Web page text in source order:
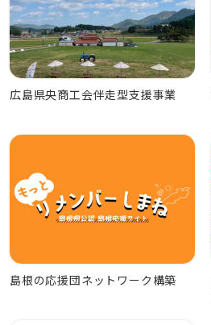
広島県央商工会伴走型支援事業
島根の応援団ネットワーク構築